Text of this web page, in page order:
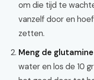
om die tijd te
vanzelf door en
zetten.
Meng de
water en los de 10